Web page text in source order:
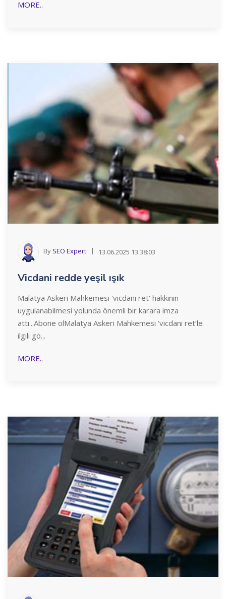
MORE..
By SEO Expert 13.06.2025 13:38:03
Vicdani redde yeşil ışık
Malatya Askeri Mahkemesi 'vicdani ret' hakkının
uygulanabilmesi yolunda önemli bir karara imza
attı...Abone olMalatya Askeri Mahkemesi ‘vicdani ret’le
ilgili gö...
MORE..